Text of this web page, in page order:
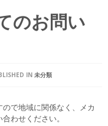
のお問い
IN 未分類
で地域に関係なく、メカ
わせください。